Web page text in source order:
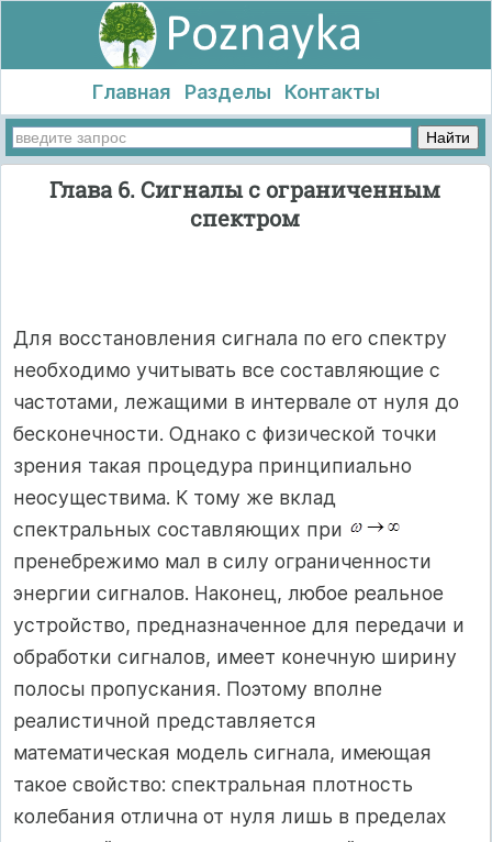
Главная Разделы Контакты
Глава 6. Сигналы с ограниченным
спектром
Для восстановления сигнала по его спектру
необходимо учитывать все составляющие с
частотами, лежащими в интервале от нуля до
бесконечности. Однако с физической точки
зрения такая процедура принципиально
неосуществима. К тому же вклад
спектральных составляющих при
пренебрежимо мал в силу ограниченности
энергии сигналов. Наконец, любое реальное
устройство, предназначенное для передачи и
обработки сигналов, имеет конечную ширину
полосы пропускания. Поэтому вполне
реалистичной представляется
математическая модель сигнала, имеющая
такое свойство: спектральная плотность
колебания отлична от нуля лишь в пределах